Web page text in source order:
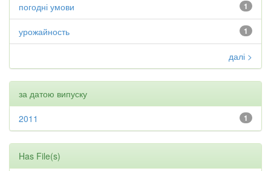
1
погодні умови
1
урожайность
далі >
за датою випуску
1
2011
Has File(s)